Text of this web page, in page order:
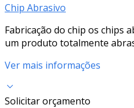
Chip Abrasivo
Fabricação do chip os chips
um produto totalmente
Ver mais informações
Solicitar orçamento